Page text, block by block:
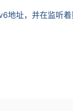
地址，并在监听着